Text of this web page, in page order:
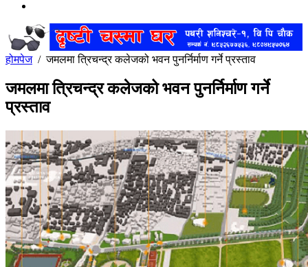
होमपेज/जमलमा त्रिचन्द्र कलेजको भवन पुनर्निर्माण गर्ने प्रस्ताव
जमलमा त्रिचन्द्र कलेजको भवन पुनर्निर्माण गर्ने
प्रस्ताव